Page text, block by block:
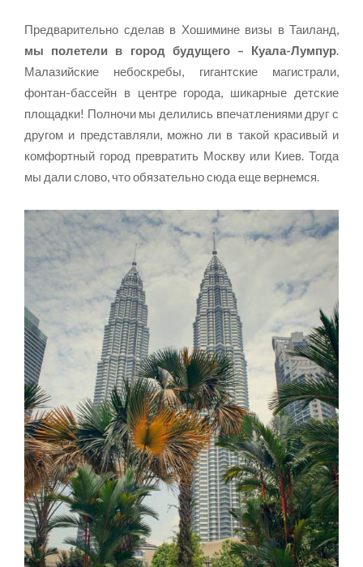
Предварительно сделав в Хошимине визы в Таиланд,
мы полетели в город будущего – Куала-Лумпур.
Малазийские небоскребы, гигантские магистрали,
фонтан-бассейн в центре города, шикарные детские
площадки! Полночи мы делились впечатлениями друг с
другом и представляли, можно ли в такой красивый и
комфортный город превратить Москву или Киев. Тогда
мы дали слово, что обязательно сюда еще вернемся.